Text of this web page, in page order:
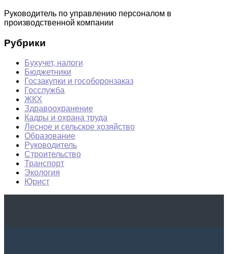
Руководитель по управлению персоналом в
производственной компании
Рубрики
Бухучет, налоги
Бюджетники
Госзакупки и гособоронзаказ
Госслужба
ЖКХ
Здравоохранение
Кадры и охрана труда
Лесное и сельское хозяйство
Образование
Руководитель
Строительство
Транспорт
Экология
Юрист